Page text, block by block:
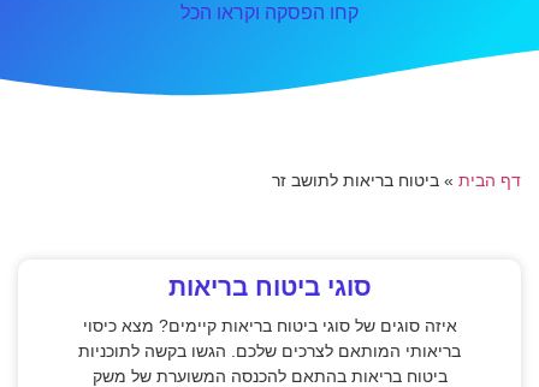
קחו הפסקה וקראו הכל
דף הבית » ביטוח בריאות לתושב זר
סוגי ביטוח בריאות
איזה סוגים של סוגי ביטוח בריאות קיימים? מצא כיסוי
בריאותי המותאם לצרכים שלכם. הגשו בקשה לתוכניות
ביטוח בריאות בהתאם להכנסה המשוערת של משק